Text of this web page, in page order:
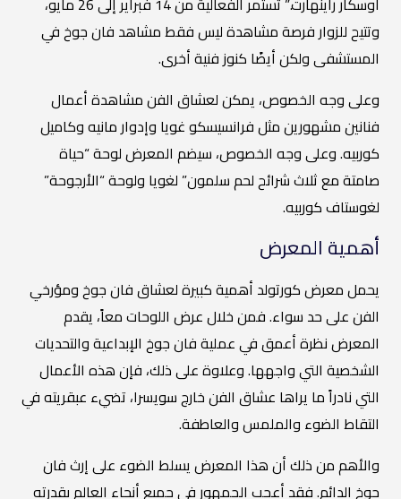
وتتيح للزوار فرصة مشاهدة ليس فقط مشاهد فان جوخ في
المستشفى ولكن أيضًا كنوز فنية أخرى.
وعلى وجه الخصوص، يمكن لعشاق الفن مشاهدة أعمال
فنانين مشهورين مثل فرانسيسكو غويا وإدوار مانيه وكاميل
كوربيه. وعلى وجه الخصوص، سيضم المعرض لوحة “حياة
صامتة مع ثلاث شرائح لحم سلمون” لغويا ولوحة “الأرجوحة”
لغوستاف كوربيه.
أهمية المعرض
يحمل معرض كورتولد أهمية كبيرة لعشاق فان جوخ ومؤرخي
الفن على حد سواء. فمن خلال عرض اللوحات معاً، يقدم
المعرض نظرة أعمق في عملية فان جوخ الإبداعية والتحديات
الشخصية التي واجهها. وعلاوة على ذلك، فإن هذه الأعمال
التي نادراً ما يراها عشاق الفن خارج سويسرا، تضيء عبقريته في
التقاط الضوء والملمس والعاطفة.
والأهم من ذلك أن هذا المعرض يسلط الضوء على إرث فان
جوخ الدائم. فقد أعجب الجمهور في جميع أنحاء العالم بقدرته